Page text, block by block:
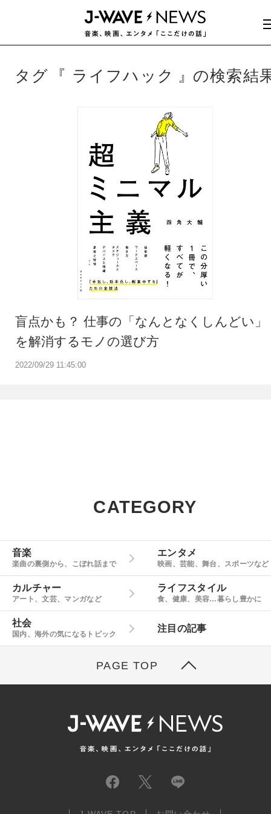
タグ ライフハック の検索結
2022/09/29 11:45:00
盲点かも？ 仕事の「なんとなくしんどい」
を解消するモノの選び方
CATEGORY
音楽
楽曲の裏側から、こぼれ話まで
エンタメ
映画、芸能、舞台、スポーツなど
カルチャー
アート、文芸、マンガなど
ライフスタイル
食、健康、美容…暮らし豊かに
社会
国内、海外の気になるトピック
注目の記事
PAGE TOP